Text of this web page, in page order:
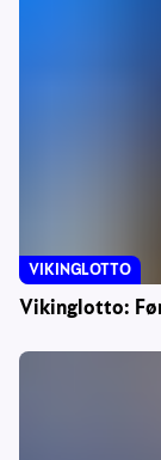
Vikinglotto:
VIKINGLOTTO